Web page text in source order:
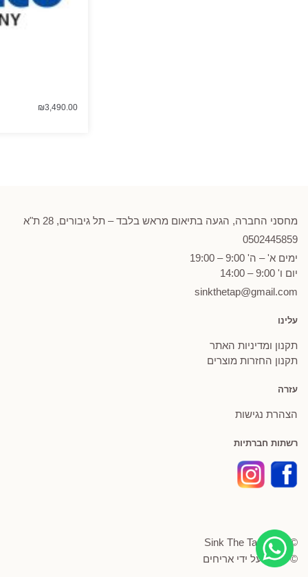
₪3,490.00
מחסני החברה, הגעה בתיאום מראש בלבד – תל גיבורים, 28 ת"א
0502445859
ימים א' – ה' 9:00 – 19:00
יום ו' 9:00 – 14:00
sinkthetap@gmail.com
עלינו
תקנון ומדיניות האתר
תקנון החזרות מוצרים
עזרה
הצהרת נגישות
רשתות חברתיות
© Sink The Tap 2026
© פותח על ידי אריחים